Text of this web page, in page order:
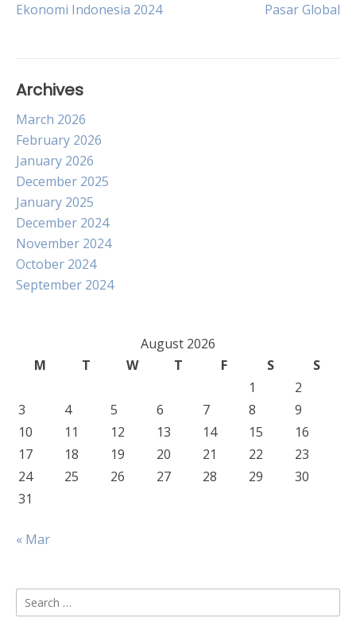
navigation
Ekonomi Indonesia 2024
Pasar Global
Archives
March 2026
February 2026
January 2026
December 2025
January 2025
December 2024
November 2024
October 2024
September 2024
August 2026
M
T W T F S
S
1
2
3
4 5 6 7 8
9
10
11 12 13 14 15
16
17
18 19 20 21 22
23
24
25 26 27 28 29
30
31
« Mar
Search